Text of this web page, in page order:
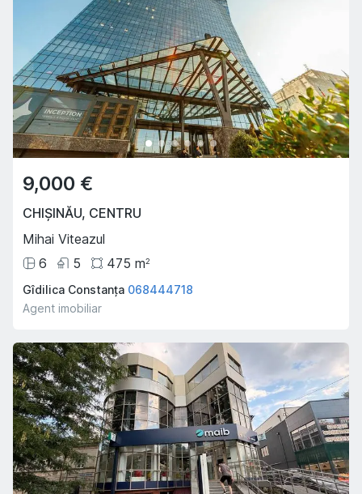
9,000 €
CHIȘINĂU, CENTRU
Mihai Viteazul
6
5 475 m2
Gîdilica Constanța 068444718
Agent imobiliar